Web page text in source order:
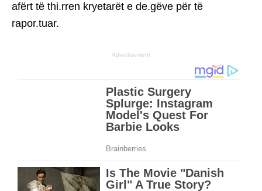
afërt të thi.rren kryetarët e de.gëve për të
rapor.tuar.
Advertisement